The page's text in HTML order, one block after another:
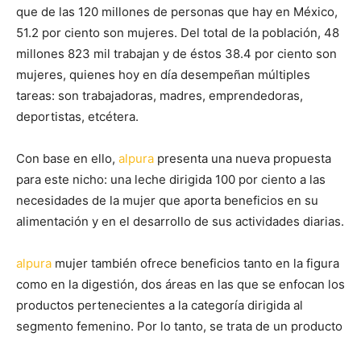
que de las 120 millones de personas que hay en México,
51.2 por ciento son mujeres. Del total de la población, 48
millones 823 mil trabajan y de éstos 38.4 por ciento son
mujeres, quienes hoy en día desempeñan múltiples
tareas: son trabajadoras, madres, emprendedoras,
deportistas, etcétera.
Con base en ello, alpura presenta una nueva propuesta
para este nicho: una leche dirigida 100 por ciento a las
necesidades de la mujer que aporta beneficios en su
alimentación y en el desarrollo de sus actividades diarias.
alpura mujer también ofrece beneficios tanto en la figura
como en la digestión, dos áreas en las que se enfocan los
productos pertenecientes a la categoría dirigida al
segmento femenino. Por lo tanto, se trata de un producto